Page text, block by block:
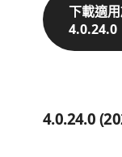
下載適
4.0.24.0
4.0.24.0